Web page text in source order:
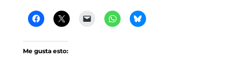
Me gusta esto: